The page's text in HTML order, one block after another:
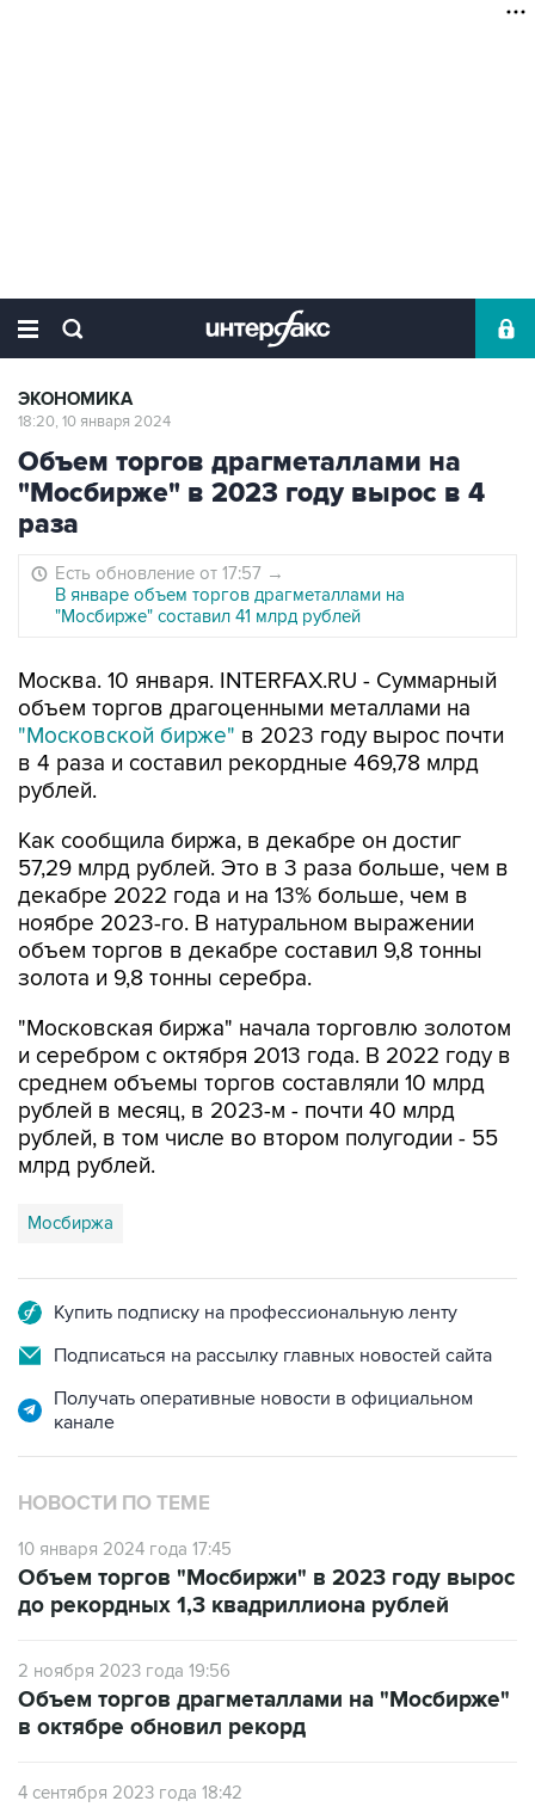
ЭКОНОМИКА
18:20, 10 января 2024
Объем торгов драгметаллами на
"Мосбирже" в 2023 году вырос в 4
раза
Есть обновление от 17:57 →
В январе объем торгов драгметаллами на
"Мосбирже" составил 41 млрд рублей
Москва. 10 января. INTERFAX.RU - Суммарный
объем торгов драгоценными металлами на
"Московской бирже" в 2023 году вырос почти
в 4 раза и составил рекордные 469,78 млрд
рублей.
Как сообщила биржа, в декабре он достиг
57,29 млрд рублей. Это в 3 раза больше, чем в
декабре 2022 года и на 13% больше, чем в
ноябре 2023-го. В натуральном выражении
объем торгов в декабре составил 9,8 тонны
золота и 9,8 тонны серебра.
"Московская биржа" начала торговлю золотом
и серебром с октября 2013 года. В 2022 году в
среднем объемы торгов составляли 10 млрд
рублей в месяц, в 2023-м - почти 40 млрд
рублей, в том числе во втором полугодии - 55
млрд рублей.
Мосбиржа
Купить подписку на профессиональную ленту
Подписаться на рассылку главных новостей сайта
Получать оперативные новости в официальном
канале
НОВОСТИ ПО ТЕМЕ
10 января 2024 года 17:45
Объем торгов "Мосбиржи" в 2023 году вырос
до рекордных 1,3 квадриллиона рублей
2 ноября 2023 года 19:56
Объем торгов драгметаллами на "Мосбирже"
в октябре обновил рекорд
4 сентября 2023 года 18:42